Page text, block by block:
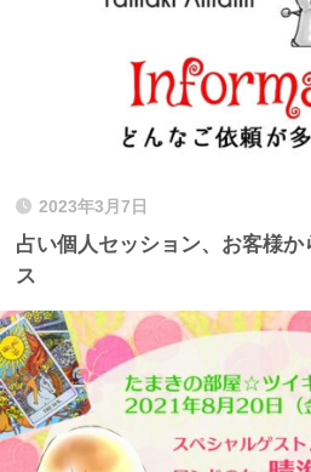
2023年3月7日
占い個人セッション、お客様
ス